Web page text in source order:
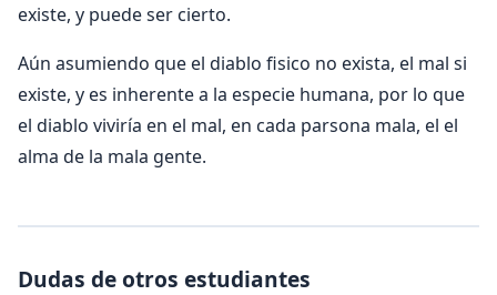
existe, y puede ser cierto.
Aún asumiendo que el diablo fisico no exista, el mal si
existe, y es inherente a la especie humana, por lo que
el diablo viviría en el mal, en cada parsona mala, el el
alma de la mala gente.
Dudas de otros estudiantes